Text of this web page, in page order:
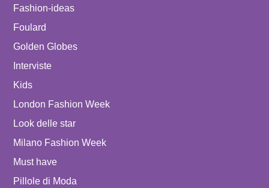
Fashion-ideas
Foulard
Golden Globes
Interviste
Kids
London Fashion Week
Look delle star
Milano Fashion Week
Must have
Pillole di Moda